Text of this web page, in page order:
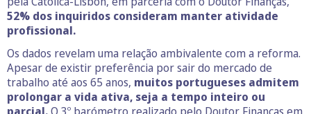
52% dos inquiridos consideram manter atividade
profissional.
Os dados revelam uma relação ambivalente com a reforma.
Apesar de existir preferência por sair do mercado de
trabalho até aos 65 anos, muitos portugueses admitem
prolongar a vida ativa, seja a tempo inteiro ou